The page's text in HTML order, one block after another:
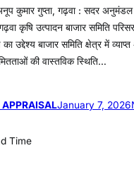
कुमार गुप्ता, गढ़वा : सदर अनुमंडल
कृषि उत्पादन बाजार समिति
का उद्देश्य बाजार समिति क्षेत्र में
की वास्तविक स्थिति…
APPRAISALJanuary 7, 2026
Time